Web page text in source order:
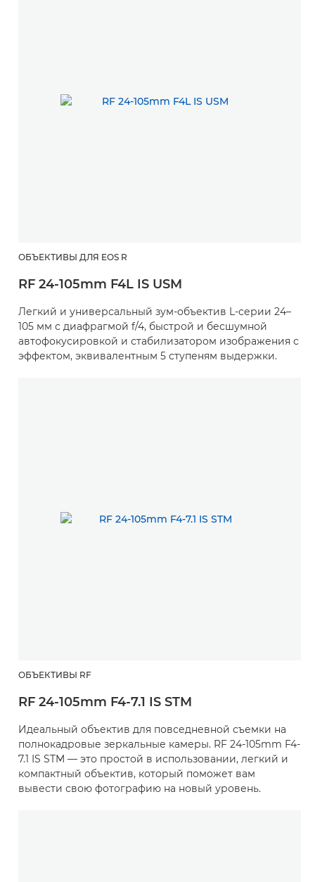
ОБЪЕКТИВЫ ДЛЯ EOS R
RF 24-105mm F4L IS USM
Легкий и универсальный зум-объектив L-серии 24–
105 мм с диафрагмой f/4, быстрой и бесшумной
автофокусировкой и стабилизатором изображения с
эффектом, эквивалентным 5 ступеням выдержки.
ОБЪЕКТИВЫ RF
RF 24-105mm F4-7.1 IS STM
Идеальный объектив для повседневной съемки на
полнокадровые зеркальные камеры. RF 24-105mm F4-
7.1 IS STM — это простой в использовании, легкий и
компактный объектив, который поможет вам
вывести свою фотографию на новый уровень.